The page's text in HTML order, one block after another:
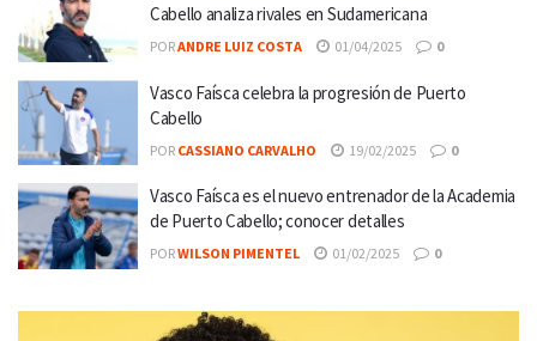
Cabello analiza rivales en Sudamericana
PORANDRE LUIZ COSTA 01/04/2025 0
Vasco Faísca celebra la progresión de Puerto
Cabello
POR CASSIANO CARVALHO 19/02/2025 0
Vasco Faísca es el nuevo entrenador de la Academia
de Puerto Cabello; conocer detalles
PORWILSON PIMENTEL 01/02/2025 0